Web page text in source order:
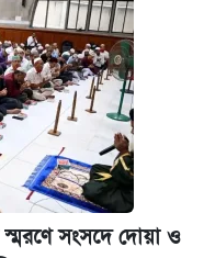
সংসদে দোয়া ও